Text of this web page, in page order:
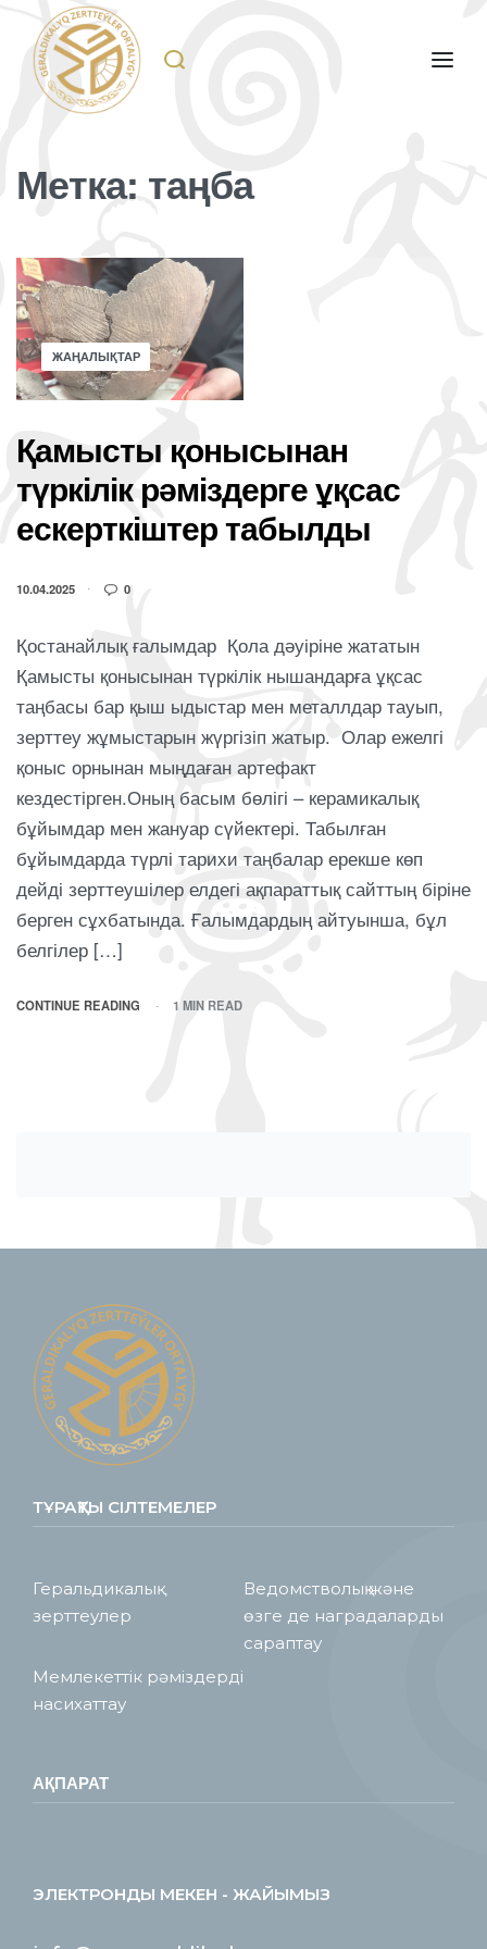
Метка: таңба
ЖАҢАЛЫҚТАР
Қамысты қонысынан
түркілік рәміздерге ұқсас
ескерткіштер табылды
10.04.2025 0
Қостанайлық ғалымдар Қола дәуіріне жататын
Қамысты қонысынан түркілік нышандарға ұқсас
таңбасы бар қыш ыдыстар мен металлдар тауып,
зерттеу жұмыстарын жүргізіп жатыр. Олар ежелгі
қоныс орнынан мыңдаған артефакт
кездестірген.Оның басым бөлігі – керамикалық
бұйымдар мен жануар сүйектері. Табылған
бұйымдарда түрлі тарихи таңбалар ерекше көп
дейді зерттеушілер елдегі ақпараттық сайттың біріне
берген сұхбатында. Ғалымдардың айтуынша, бұл
белгілер […]
CONTINUE READING 1 MIN READ
ТҰРАҚТЫ СІЛТЕМЕЛЕР
Геральдикалық
зерттеулер
Ведомстволық және
өзге де наградаларды
сараптау
Мемлекеттік рәміздерді
насихаттау
АҚПАРАТ
ЭЛЕКТРОНДЫ МЕКЕН - ЖАЙЫМЫЗ